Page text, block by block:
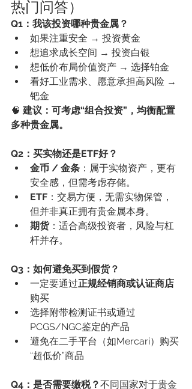
热门问答）
Q1：我该投资哪种贵金属？
如果注重安全 → 投资黄金
想追求成长空间 → 投资白银
想低价布局价值资产 → 选择铂金
看好工业需求、愿意承担高风险 →
钯金
🧠 建议：可考虑“组合投资”，均衡配置
多种贵金属。
Q2：买实物还是ETF好？
金币 / 金条 ：属于实物资产，更有
安全感，但需考虑存储。
ETF ：交易方便，无需实物保管，
但并非真正拥有贵金属本身。
期货：适合高级投资者，风险与杠
杆并存。
Q3：如何避免买到假货？
一定要通过正规经销商或认证商店
购买
选择附带检测证书或通过
PCGS/NGC鉴定的产品
避免在二手平台（如Mercari）购买
“超低价”商品
Q4：是否需要缴税？不同国家对于贵金